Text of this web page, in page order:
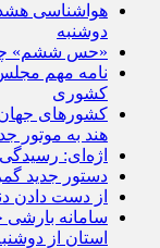
هواشناسی
دوشنبه
«حس ششم»
نامه مهم
کشوری
کشورهای
هند به موتور
اژه‌ای:
دستور جدید
از دست دادن
سامانه بارشی
استان از